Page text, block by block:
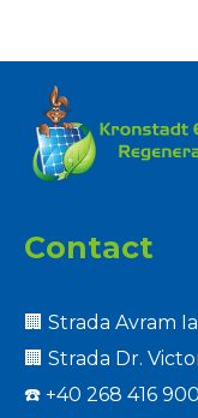
Contact
🏢 Strada Avram
🏢 Strada Dr.
☎️ +40 268 416 900